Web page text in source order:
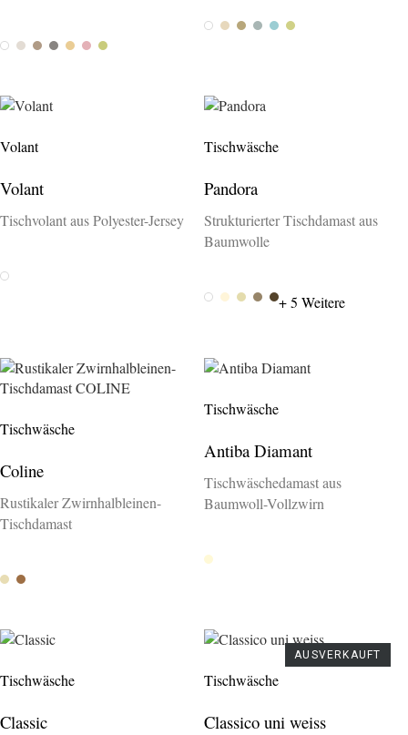
BiancoPannaOstrica
PerlaCipria
RosaSedano
BiancoStuccoSaharaStella
RioAnice
Volant
Volant
Tischvolant aus Polyester-Jersey
Weiss
Tischwäsche
Pandora
Strukturierter Tischdamast aus
Baumwolle
White
IvoryMapleStone 297
Brown
+ 5 Weitere
Tischwäsche
Coline
Rustikaler Zwirnhalbleinen-
Tischdamast
Duna 0021
Ocra 0011
Tischwäsche
Antiba Diamant
Tischwäschedamast aus
Baumwoll-Vollzwirn
Latte 467
Tischwäsche
Classic
Tischwäsche
Classico uni weiss
AUSVERKAUFT